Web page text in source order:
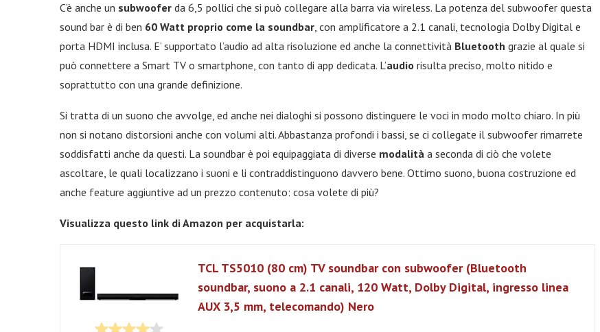
C’è anche un subwoofer da 6,5 pollici che si può collegare alla barra via wireless. La potenza del subwoofer questa
sound bar è di ben 60 Watt proprio come la soundbar, con amplificatore a 2.1 canali, tecnologia Dolby Digital e
porta HDMI inclusa. E’ supportato l’audio ad alta risoluzione ed anche la connettività Bluetooth grazie al quale si
può connettere a Smart TV o smartphone, con tanto di app dedicata. L’audio risulta preciso, molto nitido e
soprattutto con una grande definizione.
Si tratta di un suono che avvolge, ed anche nei dialoghi si possono distinguere le voci in modo molto chiaro. In più
non si notano distorsioni anche con volumi alti. Abbastanza profondi i bassi, se ci collegate il subwoofer rimarrete
soddisfatti anche da questi. La soundbar è poi equipaggiata di diverse modalità a seconda di ciò che volete
ascoltare, le quali localizzano i suoni e li contraddistinguono davvero bene. Ottimo suono, buona costruzione ed
anche feature aggiuntive ad un prezzo contenuto: cosa volete di più?
Visualizza questo link di Amazon per acquistarla:
TCL TS5010 (80 cm) TV soundbar con subwoofer (Bluetooth
soundbar, suono a 2.1 canali, 120 Watt, Dolby Digital, ingresso linea
AUX 3,5 mm, telecomando) Nero